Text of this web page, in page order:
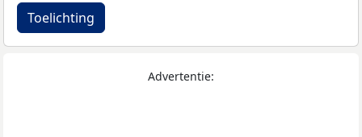
Toelichting
Advertentie: